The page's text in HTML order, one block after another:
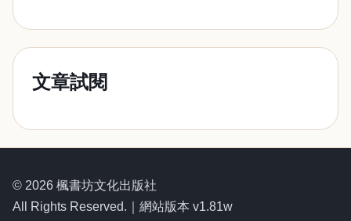
文章試閱
© 2026 楓書坊文化出版社
All Rights Reserved.｜網站版本 v1.81w